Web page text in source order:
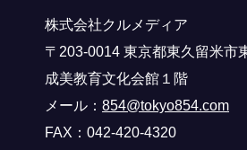
株式会社クルメディア
〒203-0014 東京都東久留米市
成美教育文化会館１階
メール： 854@tokyo854.com
FAX：042-420-4320